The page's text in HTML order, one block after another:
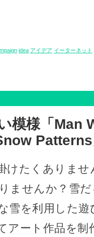
idea アイデア イーターネット
模様「Man
けたくありま
ませんか？雪
雪を利用した
アート作品を制